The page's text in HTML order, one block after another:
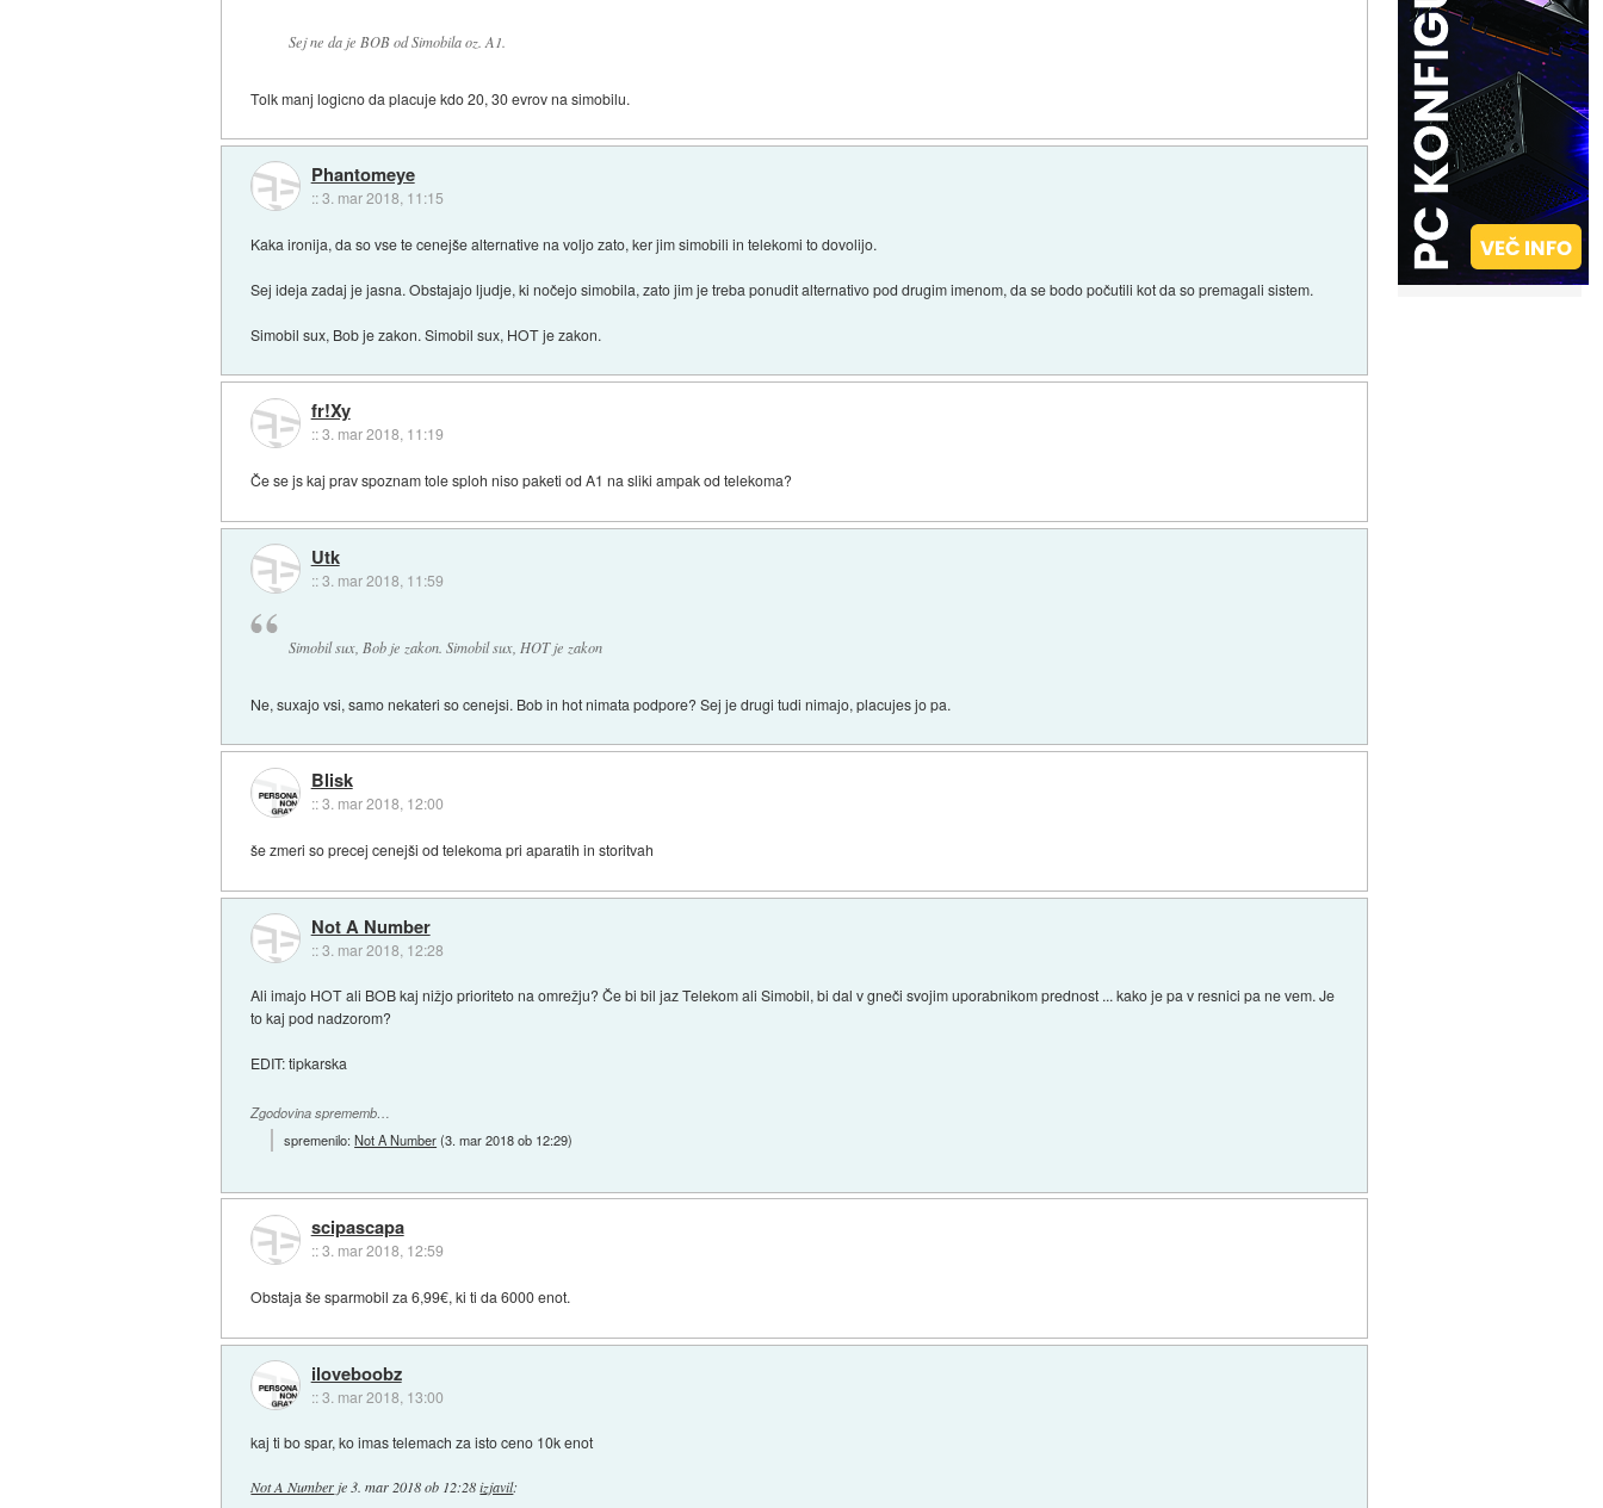
Sej ne da je BOB od Simobila oz. A1.
Tolk manj logicno da placuje kdo 20, 30 evrov na simobilu.
Phantomeye
::3. mar 2018, 11:15
Kaka ironija, da so vse te cenejše alternative na voljo zato, ker jim simobili in telekomi to dovolijo.
Sej ideja zadaj je jasna. Obstajajo ljudje, ki nočejo simobila, zato jim je treba ponudit alternativo pod drugim imenom, da se bodo počutili kot da so premagali sistem.
Simobil sux, Bob je zakon. Simobil sux, HOT je zakon.
fr!Xy
::3. mar 2018, 11:19
Če se js kaj prav spoznam tole sploh niso paketi od A1 na sliki ampak od telekoma?
Utk
::3. mar 2018, 11:59
Simobil sux, Bob je zakon. Simobil sux, HOT je zakon
Ne, suxajo vsi, samo nekateri so cenejsi. Bob in hot nimata podpore? Sej je drugi tudi nimajo, placujes jo pa.
Blisk
::3. mar 2018, 12:00
še zmeri so precej cenejši od telekoma pri aparatih in storitvah
Not A Number
::3. mar 2018, 12:28
Ali imajo HOT ali BOB kaj nižjo prioriteto na omrežju? Če bi bil jaz Telekom ali Simobil, bi dal v gneči svojim uporabnikom prednost ... kako je pa v resnici pa ne vem. Je
to kaj pod nadzorom?
EDIT: tipkarska
Zgodovina sprememb…
spremenilo:Not A Number(3. mar 2018 ob 12:29)
scipascapa
::3. mar 2018, 12:59
Obstaja še sparmobil za 6,99€, ki ti da 6000 enot.
iloveboobz
::3. mar 2018, 13:00
kaj ti bo spar, ko imas telemach za isto ceno 10k enot
Not A Numberje3. mar 2018 ob 12:28 izjavil: